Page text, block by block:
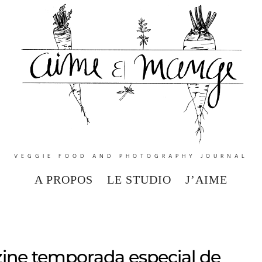
VEGGIE FOOD AND PHOTOGRAPHY JOURNAL
A PROPOS LE STUDIO J’AIME
temporada especial de